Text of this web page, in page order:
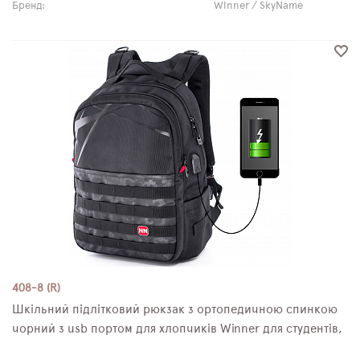
Бренд:
Winner / SkyName
408-8 (R)
Шкільний підлітковий рюкзак з ортопедичною спинкою
чорний з usb портом для хлопчиків Winner для студентів,